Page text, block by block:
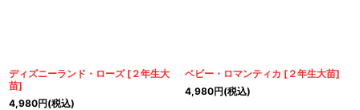
ディズニーランド・ローズ [ ２年生大
苗]
4,980円(税込)
ベビー・ロマンティカ [ ２年生大苗]
4,980円(税込)